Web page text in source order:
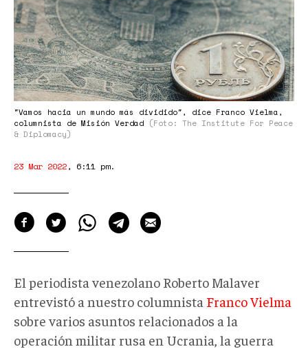
"Vamos hacia un mundo más dividido", dice Franco Vielma,
columnista de Misión Verdad (Foto: The Institute For Peace
& Diplomacy)
23 Mar 2022, 6:11 pm.
El periodista venezolano Roberto Malaver
entrevistó a nuestro columnista Franco Vielma
sobre varios asuntos relacionados a la
operación militar rusa en Ucrania, la guerra